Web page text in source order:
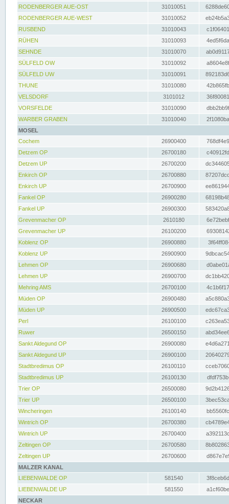
RODENBERGER AUE-OST
31010051
RODENBERGER AUE-WEST
31010052
RUSBEND
31010043
RÜHEN
31010093
SEHNDE
31010070
SÜLFELD OW
31010092
SÜLFELD UW
31010091
THUNE
31010080
VELSDORF
3101012
VORSFELDE
31010090
WARBER GRABEN
31010040
MOSEL
Cochem
26900400
Detzem OP
26700180
Detzem UP
26700200
Enkirch OP
26700880
Enkirch UP
26700900
Fankel OP
26900280
Fankel UP
26900300
Grevenmacher OP
2610180
Grevenmacher UP
26100200
Koblenz OP
26900880
Koblenz UP
26900900
Lehmen OP
26900680
Lehmen UP
26900700
Mehring AMS
26700100
Müden OP
26900480
Müden UP
26900500
Perl
26100100
Ruwer
26500150
Sankt Aldegund OP
26900080
Sankt Aldegund UP
26900100
Stadtbredimus OP
26100110
Stadtbredimus UP
26100130
Trier OP
26500080
Trier UP
26500100
Wincheringen
26100140
Wintrich OP
26700380
Wintrich UP
26700400
Zeltingen OP
26700580
Zeltingen UP
26700600
MALZER KANAL
LIEBENWALDE OP
581540
LIEBENWALDE UP
581550
NECKAR